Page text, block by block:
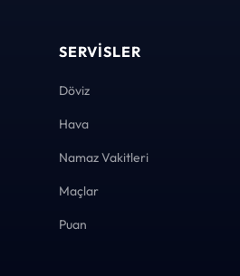
SERVISLER
Döviz
Hava
Namaz Vakitleri
Maçlar
Puan